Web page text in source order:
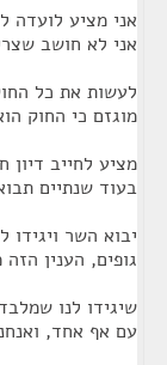
אני מציע לועדה
אני לא חושב
לעשות את כל
מוגזם כי החוק
מציע לחייב
בעוד שנתיים
יבוא השר ויגידו
גופים, הענין
עם אף אחד,